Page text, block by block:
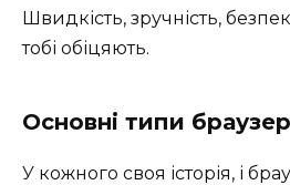
Швидкість, зручність,
тобі обіцяють.
Основні типи
У кожного своя історія, і